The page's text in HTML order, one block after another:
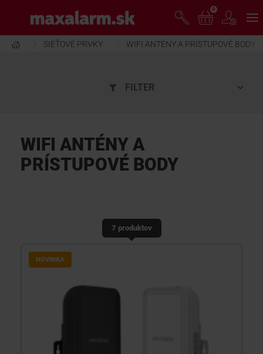
hlavnému
obsahu
www.maxalarm.sk
SPOLOČNOSŤ
0
SIEŤOVÉ PRVKY WIFI ANTÉNY A PRÍSTUPOVÉ BODY
FILTER
WIFI ANTÉNY A
PRÍSTUPOVÉ BODY
7 produktov
NOVINKA